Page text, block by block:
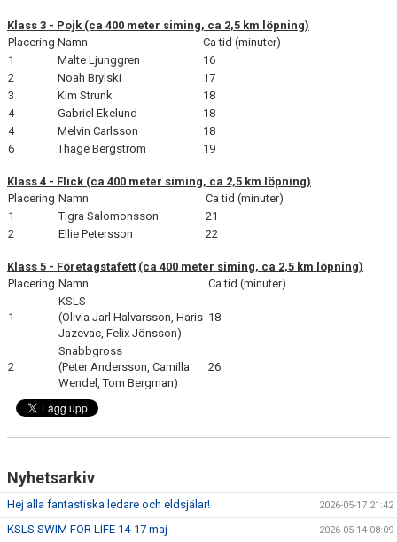
Klass 3 - Pojk (ca 400 meter siming, ca 2,5 km löpning)
Placering Namn
Ca tid (minuter)
1
Malte Ljunggren
16
2
Noah Brylski
17
3
Kim Strunk
18
4
Gabriel Ekelund
18
4
Melvin Carlsson
18
6
Thage Bergström 19
Klass 4 - Flick (ca 400 meter siming, ca 2,5 km löpning)
Placering Namn
Ca tid (minuter)
1
Tigra Salomonsson
21
2
Ellie Petersson 22
Klass 5 - Företagstafett (ca 400 meter siming, ca 2,5 km löpning)
Placering Namn Ca tid (minuter)
1
KSLS
(Olivia Jarl Halvarsson, Haris
Jazevac, Felix Jönsson)
18
2
Snabbgross
(Peter Andersson, Camilla
Wendel, Tom Bergman)
26
Nyhetsarkiv
Hej alla fantastiska ledare och eldsjälar! 2026-05-17 21:42
KSLS SWIM FOR LIFE 14-17 maj 2026-05-14 08:09